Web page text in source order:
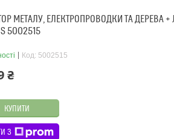
МЕТАЛУ, ЕЛЕКТРОПРОВОДКИ ТА ДЕРЕВА +
5002515
Код: 5002515
₴
КУПИТИ
З